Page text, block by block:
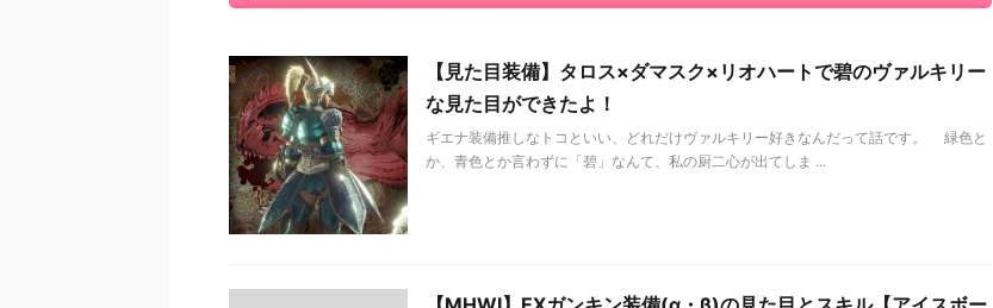
EXテンタクルα装備の見た目
小っちゃいヤマツカミひっつい
てるよ！ 背中にヤ ...
ロシリーズと相性よさそう 色
統的 ...
ていたけど、ラスボスポジショ
きの地でジンオウガが登場しま
【見た目装備】タロス×ダマスク×リオハートで碧のヴァルキリー
な見た目ができたよ！
ギエナ装備推しなトコといい、どれだけヴァルキリー好きなんだって話です。 緑色と
か、青色とか言わずに「碧」なんて、私の厨二心が出てしま ...